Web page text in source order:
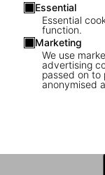
Essential
Essential
function.
Marketing
We use
advertising
passed on to
anonymised